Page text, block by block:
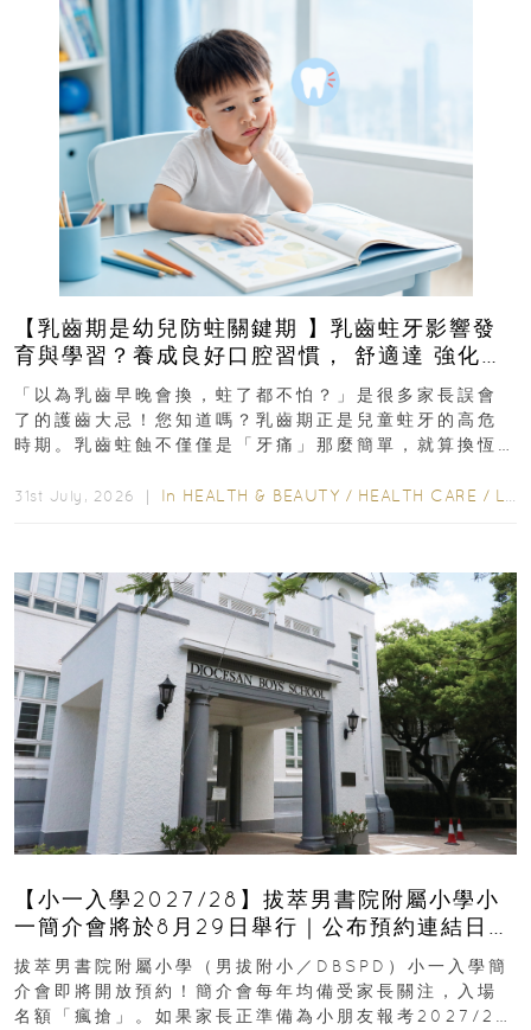
【乳齒期是幼兒防蛀關鍵期 】乳齒蛀牙影響發
育與學習？養成良好口腔習慣， 舒適達 強化琺
瑯質 兒童牙膏防護指南
「以為乳齒早晚會換，蛀了都不怕？」是很多家長誤會
了的護齒大忌！您知道嗎？乳齒期正是兒童蛀牙的高危
時期。乳齒蛀蝕不僅僅是「牙痛」那麼簡單，就算換恆
31st July, 2026 ｜ In HEALTH & BEAUTY / HEALTH CARE / LIFESTYLE
【小一入學2027/28】拔萃男書院附屬小學小
一簡介會將於8月29日舉行｜公布預約連結日期
｜更設有網上重溫
拔萃男書院附屬小學（男拔附小／DBSPD）小一入學簡
介會即將開放預約！簡介會每年均備受家長關注，入場
名額「瘋搶」。如果家長正準備為小朋友報考2027/28